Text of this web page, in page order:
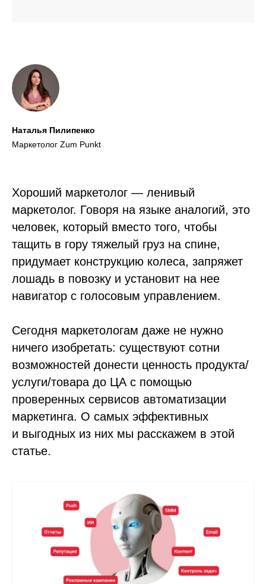
Наталья Пилипенко
Маркетолог Zum Punkt
Хороший маркетолог — ленивый
маркетолог. Говоря на языке аналогий, это
человек, который вместо того, чтобы
тащить в гору тяжелый груз на спине,
придумает конструкцию колеса, запряжет
лошадь в повозку и установит на нее
навигатор с голосовым управлением.
Сегодня маркетологам даже не нужно
ничего изобретать: существуют сотни
возможностей донести ценность продукта/
услуги/товара до ЦА с помощью
проверенных сервисов автоматизации
маркетинга. О самых эффективных
и выгодных из них мы расскажем в этой
статье.